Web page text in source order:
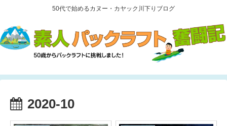
50代で始めるカヌー・カヤック川下りブログ
2020-10